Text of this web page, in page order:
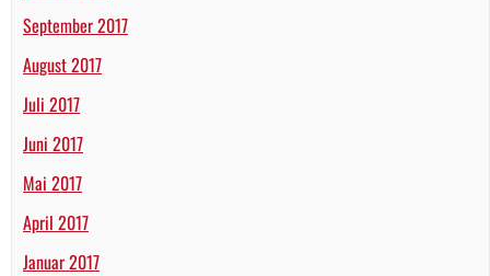
September 2017
August 2017
Juli 2017
Juni 2017
Mai 2017
April 2017
Januar 2017